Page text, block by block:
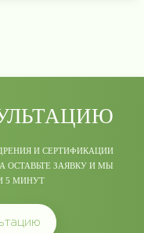
И СЕРТИФИКАЦИИ
ОСТАВЬТЕ ЗАЯВКУ И МЫ
5 МИНУТ